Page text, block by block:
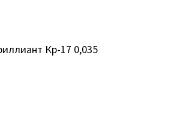
Кр-17 0,035